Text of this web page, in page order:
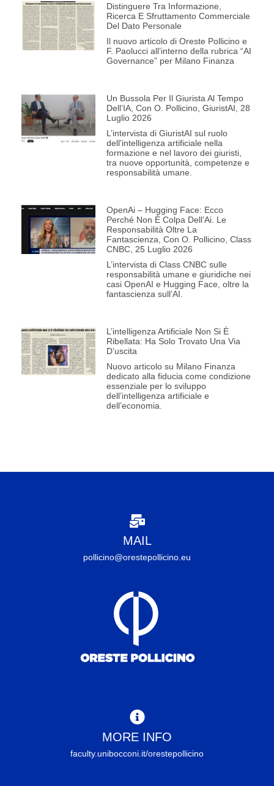
Distinguere Tra Informazione,
Ricerca E Sfruttamento Commerciale
Del Dato Personale
Il nuovo articolo di Oreste Pollicino e
F. Paolucci all’interno della rubrica “AI
Governance” per Milano Finanza
Un Bussola Per Il Giurista Al Tempo
Dell’IA, Con O. Pollicino, GiuristAI, 28
Luglio 2026
L’intervista di GiuristAI sul ruolo
dell’intelligenza artificiale nella
formazione e nel lavoro dei giuristi,
tra nuove opportunità, competenze e
responsabilità umane.
OpenAi – Hugging Face: Ecco
Perché Non È Colpa Dell’Ai. Le
Responsabilità Oltre La
Fantascienza, Con O. Pollicino, Class
CNBC, 25 Luglio 2026
L’intervista di Class CNBC sulle
responsabilità umane e giuridiche nei
casi OpenAI e Hugging Face, oltre la
fantascienza sull’AI.
L’intelligenza Artificiale Non Si È
Ribellata: Ha Solo Trovato Una Via
D’uscita
Nuovo articolo su Milano Finanza
dedicato alla fiducia come condizione
essenziale per lo sviluppo
dell’intelligenza artificiale e
dell’economia.
MAIL
pollicino@orestepollicino.eu
MORE INFO
faculty.unibocconi.it/orestepollicino